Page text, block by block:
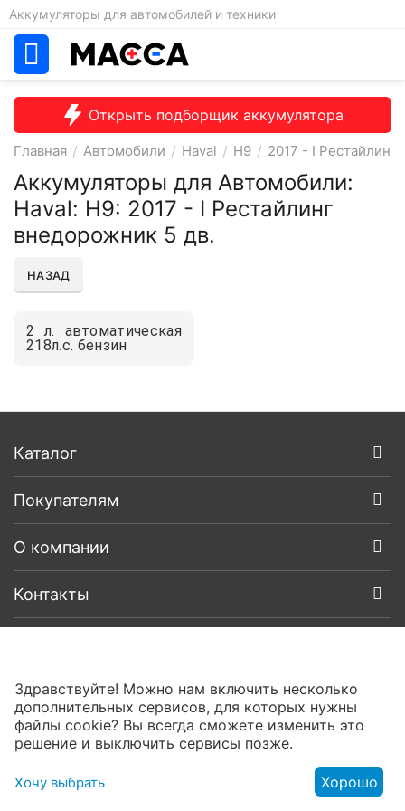
Аккумуляторы для автомобилей и техники
Открыть подборщик аккумулятора
Главная / Автомобили / Haval / H9 / 2017 - I Рестайлинг
Аккумуляторы для Автомобили:
Haval: H9: 2017 - I Рестайлинг
внедорожник 5 дв.
НАЗАД
2 л. автоматическая
218л.с. бензин
Каталог
Покупателям
О компании
Контакты
Здравствуйте! Можно нам включить несколько
дополнительных сервисов, для которых нужны
файлы cookie? Вы всегда сможете изменить это
решение и выключить сервисы позже.
Хочу выбрать Хорошо